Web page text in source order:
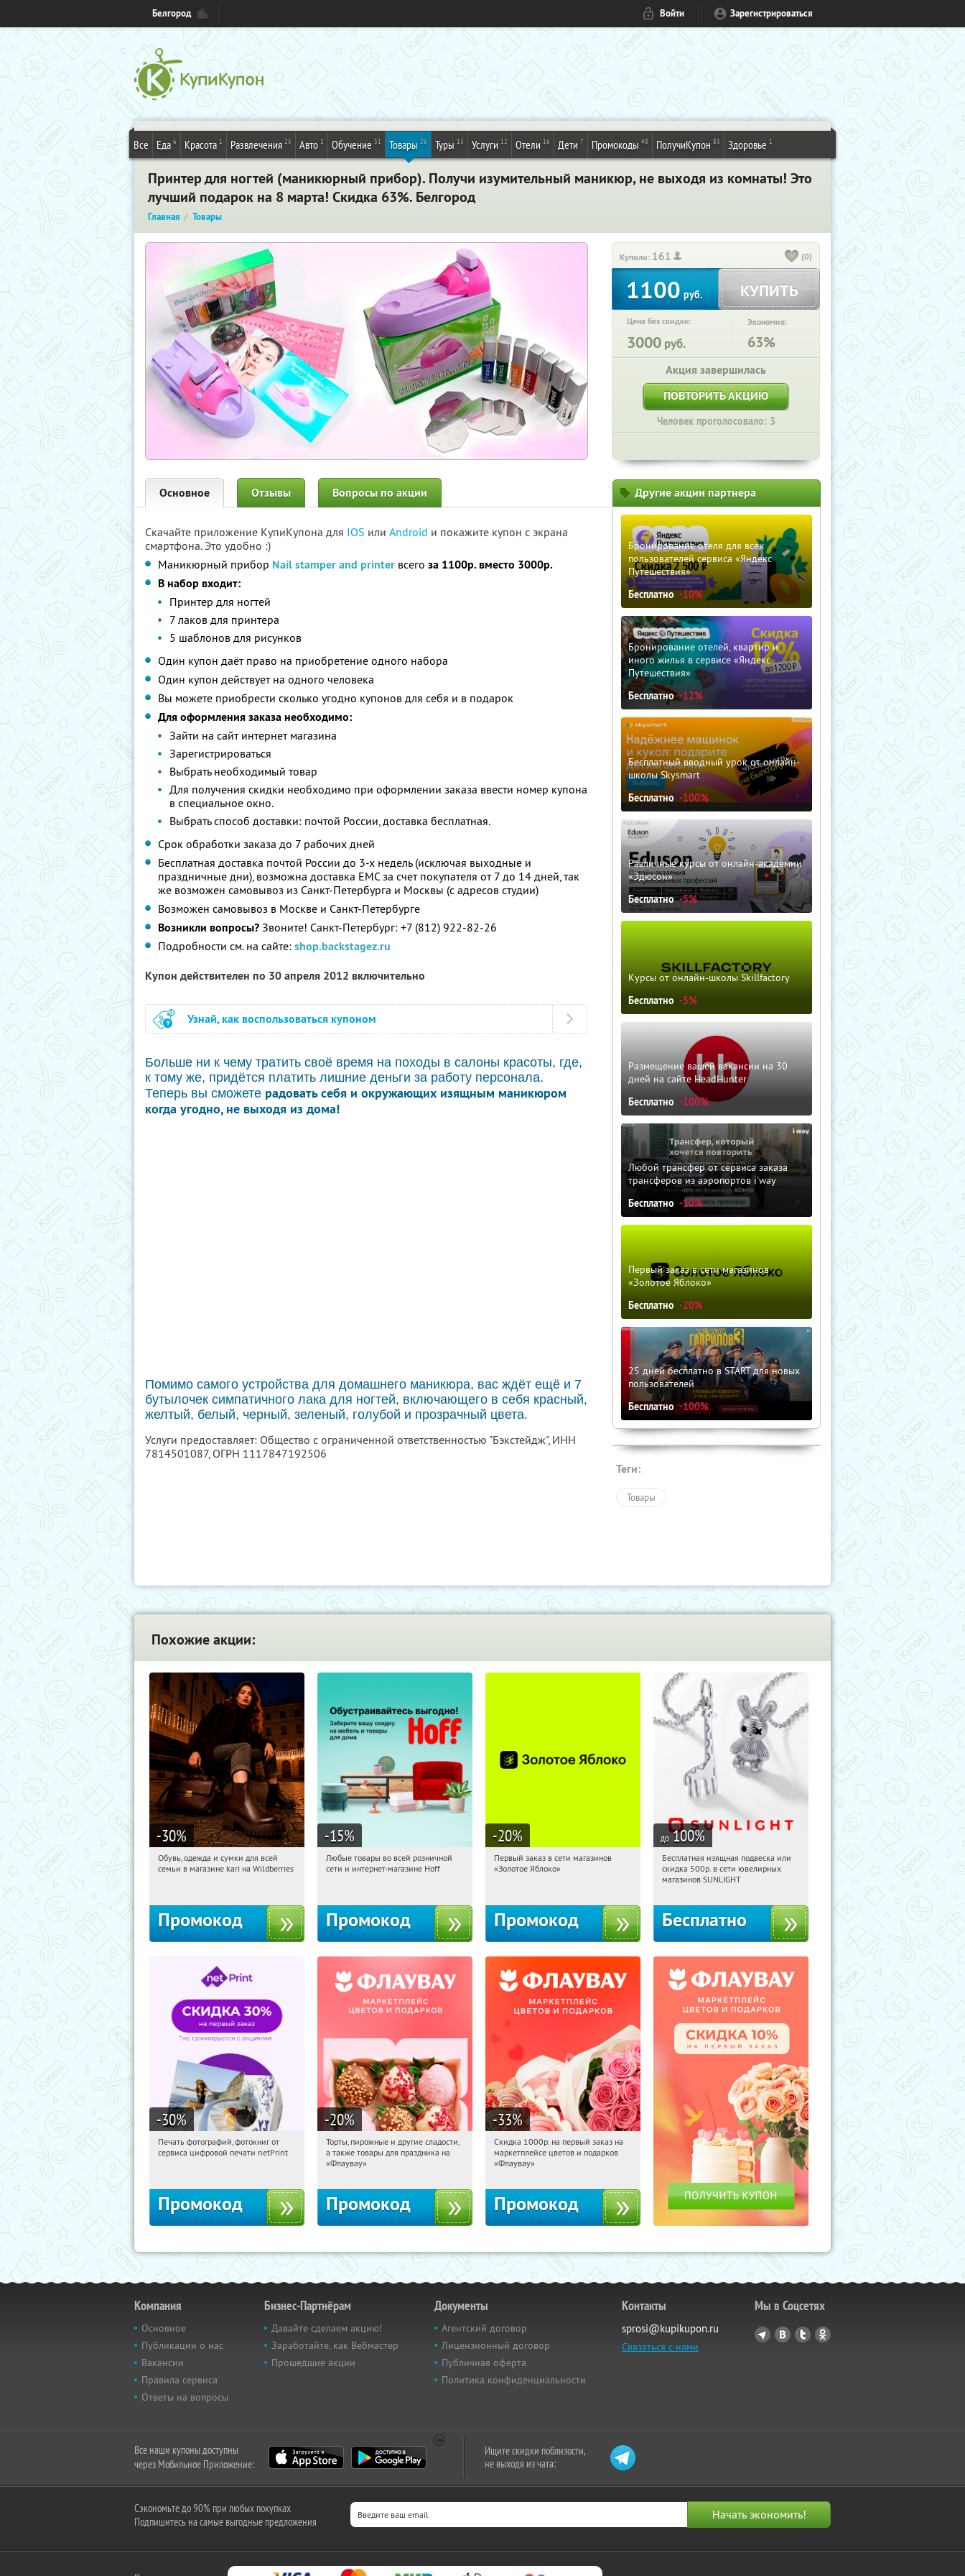
Белгород Войти Зарегистрироваться
Все Еда 6 Красота 1 Развлечения 25 Авто 1 Обучение 31 Товары 26 Туры 13 Услуги 12 Отели 16 Дети 7 Промокоды 48 ПолучиКупон 83 Здоровье 1
Принтер для ногтей (маникюрный прибор). Получи изумительный маникюр, не выходя из комнаты! Это
лучший подарок на 8 марта! Скидка 63%. Белгород
Главная Товары
Купили: 161 (0)
1100руб. КУПИТЬ
Цена без скидки:
3000 руб.
Экономия:
63%
Акция завершилась
ПОВТОРИТЬ АКЦИЮ
Человек проголосовало: 3
Основное Отзывы Вопросы по акции
Скачайте приложение КупиКупона для IOS или Android и покажите купон с экрана
смартфона. Это удобно :)
Маникюрный прибор Nail stamper and printer всего за 1100р. вместо 3000р.
В набор входит:
Принтер для ногтей
7 лаков для принтера
5 шаблонов для рисунков
Один купон даёт право на приобретение одного набора
Один купон действует на одного человека
Вы можете приобрести сколько угодно купонов для себя и в подарок
Для оформления заказа необходимо:
Зайти на сайт интернет магазина
Зарегистрироваться
Выбрать необходимый товар
Для получения скидки необходимо при оформлении заказа ввести номер купона
в специальное окно.
Выбрать способ доставки: почтой России, доставка бесплатная.
Срок обработки заказа до 7 рабочих дней
Бесплатная доставка почтой России до 3-х недель (исключая выходные и
праздничные дни), возможна доставка ЕМС за счет покупателя от 7 до 14 дней, так
же возможен самовывоз из Санкт-Петербурга и Москвы (с адресов студии)
Возможен самовывоз в Москве и Санкт-Петербурге
Возникли вопросы? Звоните! Санкт-Петербург: +7 (812) 922-82-26
Подробности см. на сайте: shop.backstagez.ru
Купон действителен по 30 апреля 2012 включительно
Узнай, как воспользоваться купоном
Больше ни к чему тратить своё время на походы в салоны красоты, где,
к тому же, придётся платить лишние деньги за работу персонала.
Теперь вы сможете радовать себя и окружающих изящным маникюром
когда угодно, не выходя из дома!
Помимо самого устройства для домашнего маникюра, вас ждёт ещё и 7
бутылочек симпатичного лака для ногтей, включающего в себя красный,
желтый, белый, черный, зеленый, голубой и прозрачный цвета.
Услуги предоставляет: Общество с ограниченной ответственностью "Бэкстейдж", ИНН
7814501087, ОГРН 1117847192506
Другие акции партнера
Бронирование отеля для всех
пользователей сервиса «Яндекс
Путешествия»
Бесплатно -10%
Бронирование отелей, квартир и
иного жилья в сервисе «Яндекс
Путешествия»
Бесплатно -12%
Бесплатный вводный урок от онлайн-
школы Skysmart
Бесплатно -100%
Различные курсы от онлайн-академии
«Эдюсон»
Бесплатно -5%
Курсы от онлайн-школы Skillfactory
Бесплатно -5%
Размещение вашей вакансии на 30
дней на сайте HeadHunter
Бесплатно -100%
Любой трансфер от сервиса заказа
трансферов из аэропортов i'way
Бесплатно -10%
Первый заказ в сети магазинов
«Золотое Яблоко»
Бесплатно -20%
25 дней бесплатно в START для новых
пользователей
Бесплатно -100%
Теги:
Товары
Похожие акции:
-30%
20:28:50 Получили:
Обувь, одежда и сумки для всей
семьи в магазине kari на Wildberries
Промокод
-15%
20:28:50 Получили:
Любые товары во всей розничной
сети и интернет-магазине Hoff
Промокод
-20%
20:28:50
Получи первым!
Первый заказ в сети магазинов
«Золотое Яблоко»
Промокод
до 100%
20:28:50 Получили:
Россия
Бесплатная изящная подвеска или
скидка 500р. в сети ювелирных
магазинов SUNLIGHT
Бесплатно
-30%
20:28:50 Получили:
Печать фотографий, фотокниг от
сервиса цифровой печати netPrint
Промокод
-20%
20:28:50 Получили:
Россия
Торты, пирожные и другие сладости,
а также товары для праздника на
«Флаувау»
Промокод
-33%
20:28:50 Получили:
Россия
Скидка 1000р. на первый заказ на
маркетплейсе цветов и подарков
«Флаувау»
Промокод
Компания
Основное
Публикации о нас
Вакансии
Правила сервиса
Ответы на вопросы
Бизнес-Партнёрам
Давайте сделаем акцию!
Заработайте, как Вебмастер
Прошедшие акции
Документы
Агентский договор
Лицензионный договор
Публичная оферта
Политика конфиденциальности
Контакты
sprosi@kupikupon.ru
Связаться с нами
Мы в Соцсетях
Все наши купоны доступны
через Мобильное Приложение:
Ищите скидки поблизости,
не выходя из чата:
Сэкономьте до 90% при любых покупках
Подпишитесь на самые выгодные предложения